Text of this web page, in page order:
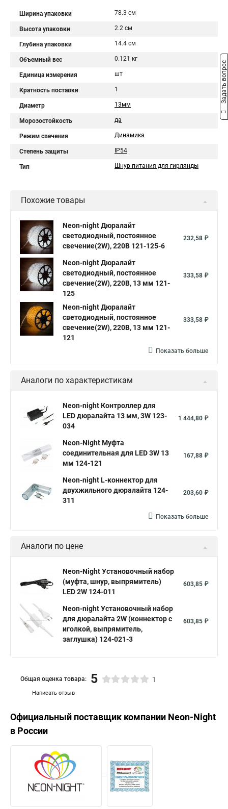
Ширина упаковки 78.3 см
Высота упаковки 2.2 см
Глубина упаковки 14.4 см
Объемный вес 0.121 кг
Единица измерения шт
Кратность поставки 1
Диаметр 13мм
Морозостойкость да
Режим свечения Динамика
Степень защиты IP54
Тип Шнур питания для гирлянды
Похожие товары
Neon-night Дюралайт
светодиодный, постоянное
свечение(2W), 220В 121-125-6
232,58 ₽
Neon-night Дюралайт
светодиодный, постоянное
свечение(2W), 220В, 13 мм 121-
125
333,58 ₽
Neon-night Дюралайт
светодиодный, постоянное
свечение(2W), 220В, 13 мм 121-
121
333,58 ₽
Показать больше
Аналоги по характеристикам
Neon-night Контроллер для
LED дюралайта 13 мм, 3W 123-
034
1 444,80 ₽
Neon-Night Муфта
соединительная для LED 3W 13
мм 124-121
167,88 ₽
Neon-night L-коннектор для
двухжильного дюралайта 124-
311
203,60 ₽
Показать больше
Аналоги по цене
Neon-Night Установочный набор
(муфта, шнур, выпрямитель)
LED 2W 124-011
603,85 ₽
Neon-night Установочный набор
для дюралайта 2W (коннектор с
иголкой, выпрямитель,
заглушка) 124-021-3
603,85 ₽
Написать отзыв
Общая оценка товара: 5 1
Официальный поставщик компании Neon-Night
в России
Задать вопрос